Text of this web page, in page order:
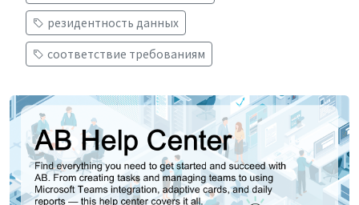
резидентность данных
соответствие требованиям